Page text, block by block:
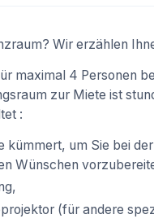
Wir erzählen
maximal 4 Personen
zur Miete ist
:
kümmert, um Sie bei
Wünschen
(für andere